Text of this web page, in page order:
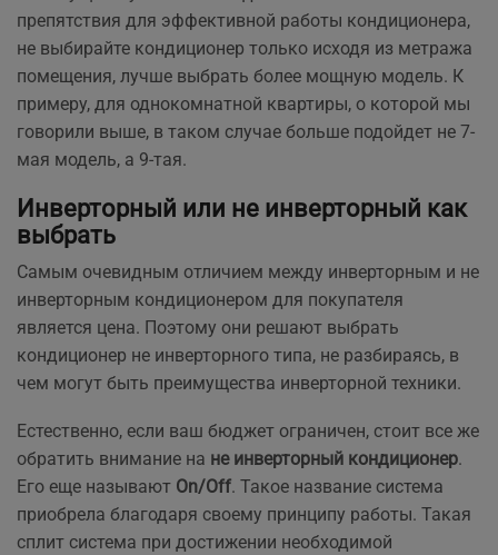
препятствия для эффективной работы кондиционера,
не выбирайте кондиционер только исходя из метража
помещения, лучше выбрать более мощную модель. К
примеру, для однокомнатной квартиры, о которой мы
говорили выше, в таком случае больше подойдет не 7-
мая модель, а 9-тая.
Инверторный или не инверторный как
выбрать
Самым очевидным отличием между инверторным и не
инверторным кондиционером для покупателя
является цена. Поэтому они решают выбрать
кондиционер не инверторного типа, не разбираясь, в
чем могут быть преимущества инверторной техники.
Естественно, если ваш бюджет ограничен, стоит все же
обратить внимание на не инверторный кондиционер.
Его еще называют On/Off. Такое название система
приобрела благодаря своему принципу работы. Такая
сплит система при достижении необходимой